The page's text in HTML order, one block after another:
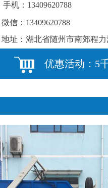
机：13409620788
信：13409620788
址：湖北省随州市南郊程力
优惠活动：5